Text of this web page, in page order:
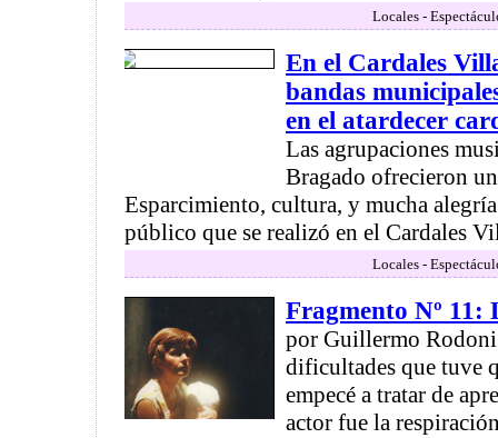
Locales -
En el Cardales
bandas
en el atardecer
Las agrupaciones
Bragado ofrecieron
Esparcimiento, cultura, y mucha
público que se realizó en el Cardales
Locales -
Fragmento Nº 11:
por Guillermo Rodoni
dificultades que tuve
empecé a tratar de
actor fue la